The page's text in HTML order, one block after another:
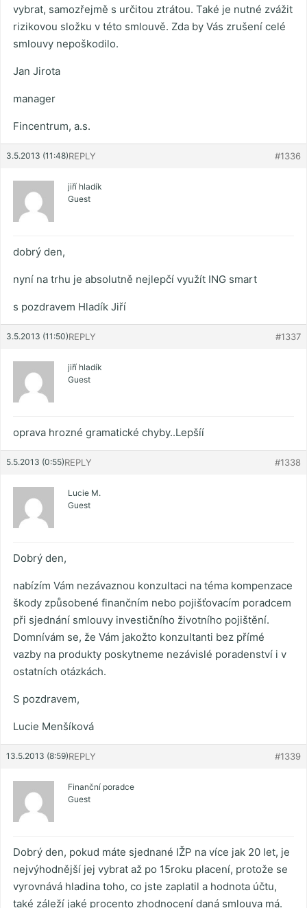
vybrat, samozřejmě s určitou ztrátou. Také je nutné zvážit
rizikovou složku v této smlouvě. Zda by Vás zrušení celé
smlouvy nepoškodilo.
Jan Jirota
manager
Fincentrum, a.s.
3.5.2013 (11:48) #1336
REPLY
jiří hladík
Guest
dobrý den,
nyní na trhu je absolutně nejlepčí využít ING smart
s pozdravem Hladík Jiří
3.5.2013 (11:50) #1337
REPLY
jiří hladík
Guest
oprava hrozné gramatické chyby..Lepšíí
5.5.2013 (0:55) #1338
REPLY
Lucie M.
Guest
Dobrý den,
nabízím Vám nezávaznou konzultaci na téma kompenzace
škody způsobené finančním nebo pojišťovacím poradcem
při sjednání smlouvy investičního životního pojištění.
Domnívám se, že Vám jakožto konzultanti bez přímé
vazby na produkty poskytneme nezávislé poradenství i v
ostatních otázkách.
S pozdravem,
Lucie Menšíková
13.5.2013 (8:59) #1339
REPLY
Finanční poradce
Guest
Dobrý den, pokud máte sjednané IŽP na více jak 20 let, je
nejvýhodnější jej vybrat až po 15roku placení, protože se
vyrovnává hladina toho, co jste zaplatil a hodnota účtu,
také záleží jaké procento zhodnocení daná smlouva má.